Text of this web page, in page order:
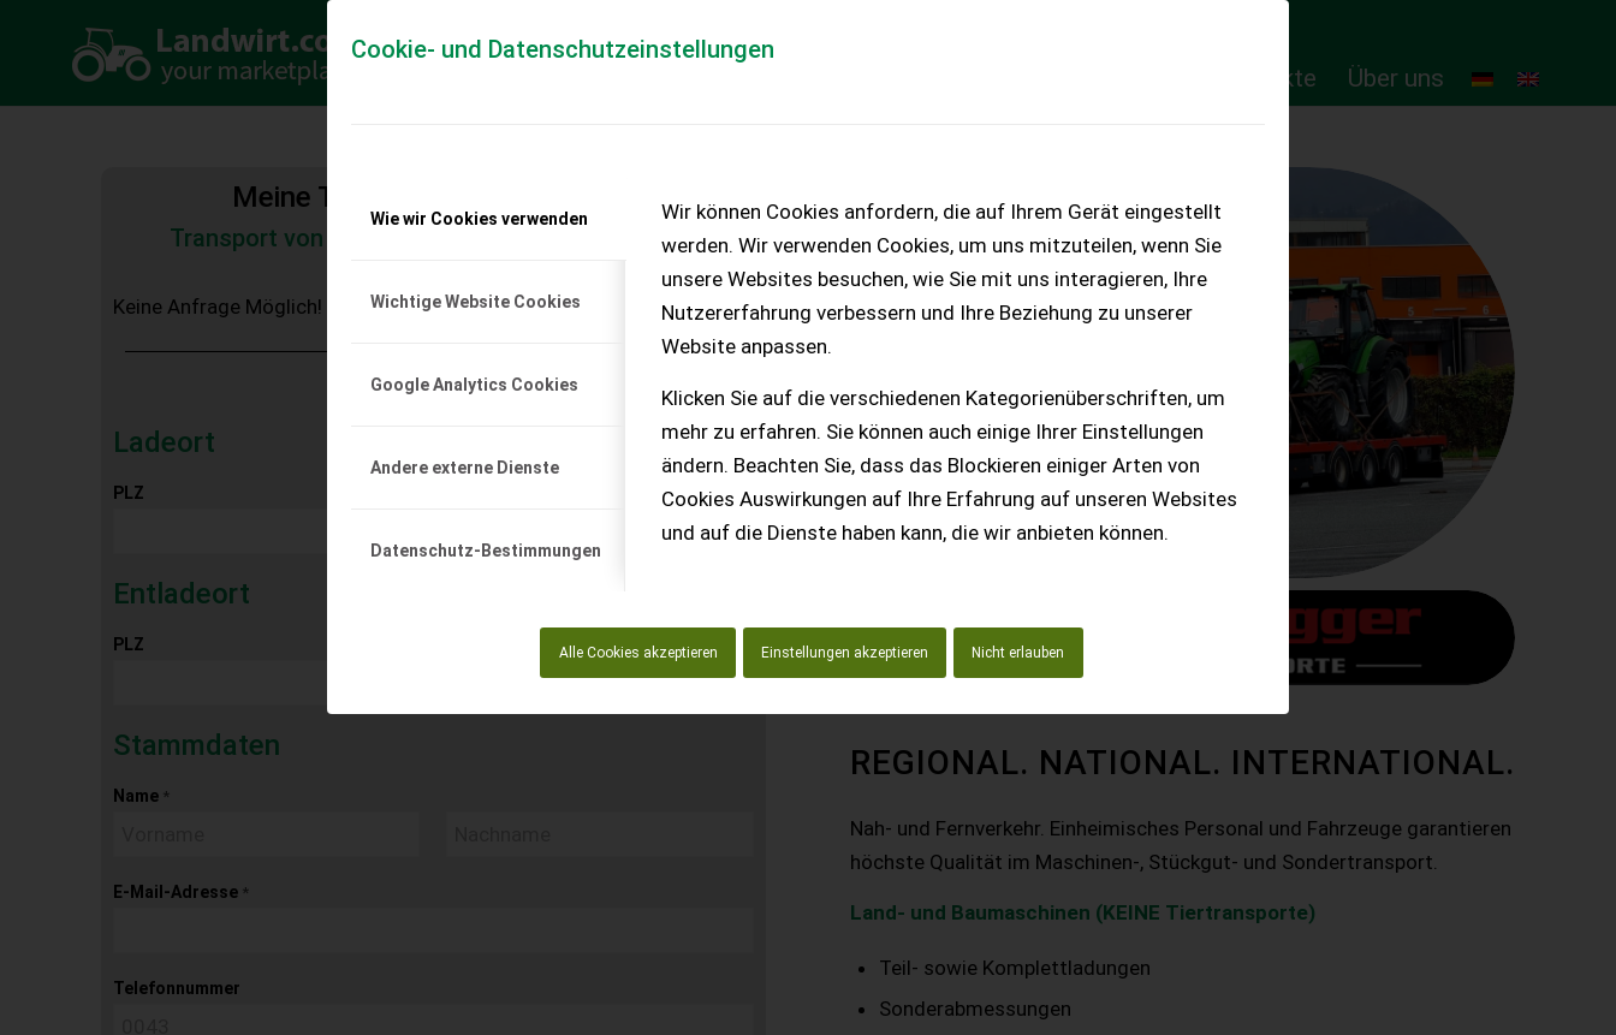
Cookie- und Datenschutzeinstellungen
Wie wir Cookies verwenden
Wichtige Website Cookies
Google Analytics Cookies
Andere externe Dienste
Datenschutz-Bestimmungen
Wir können Cookies anfordern, die auf Ihrem Gerät eingestellt
werden. Wir verwenden Cookies, um uns mitzuteilen, wenn Sie
unsere Websites besuchen, wie Sie mit uns interagieren, Ihre
Nutzererfahrung verbessern und Ihre Beziehung zu unserer
Website anpassen.
Klicken Sie auf die verschiedenen Kategorienüberschriften, um
mehr zu erfahren. Sie können auch einige Ihrer Einstellungen
ändern. Beachten Sie, dass das Blockieren einiger Arten von
Cookies Auswirkungen auf Ihre Erfahrung auf unseren Websites
und auf die Dienste haben kann, die wir anbieten können.
Alle Cookies akzeptieren Einstellungen akzeptieren Nicht erlauben
Online-Produkte Über uns
Meine Transportkostenanfrage
Transport von Land- und Baumaschinen – KEINE
Keine Anfrage Möglich!
Ladeort
PLZ
Entladeort
PLZ
Stammdaten
Name *
E-Mail-Adresse *
Telefonnummer
REGIONAL. NATIONAL. INTERNATIONAL.
Nah- und Fernverkehr. Einheimisches Personal und Fahrzeuge garantieren
höchste Qualität im Maschinen-, Stückgut- und Sondertransport.
Land- und Baumaschinen (KEINE Tiertransporte)
Teil- sowie Komplettladungen
Sonderabmessungen